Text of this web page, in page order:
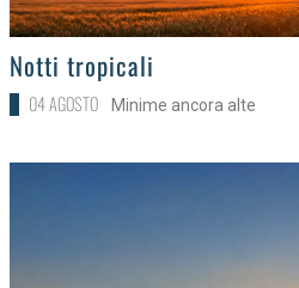
>
Notti tropicali
04 AGOSTO Minime ancora alte